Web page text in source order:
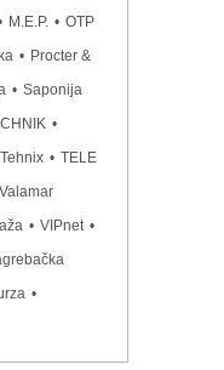
M.E.P. • OTP
• Procter &
• Saponija
•
Tehnix • TELE
Valamar
• VIPnet •
•